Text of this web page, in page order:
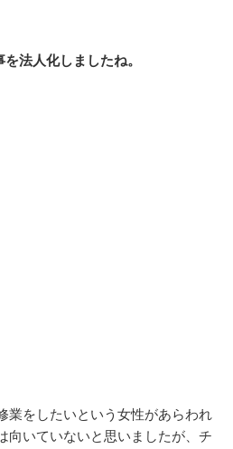
法人化しましたね。
業をしたいという女性があらわれ
向いていないと思いましたが、チ